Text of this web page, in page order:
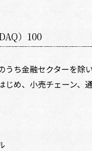
）100
ち金融セクターを除
め、小売チェーン、